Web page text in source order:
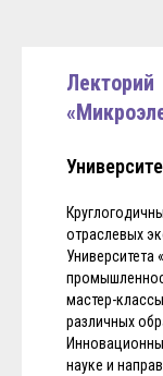
Лекторий
отраслевых
Университета
мастер-
различных
науке и